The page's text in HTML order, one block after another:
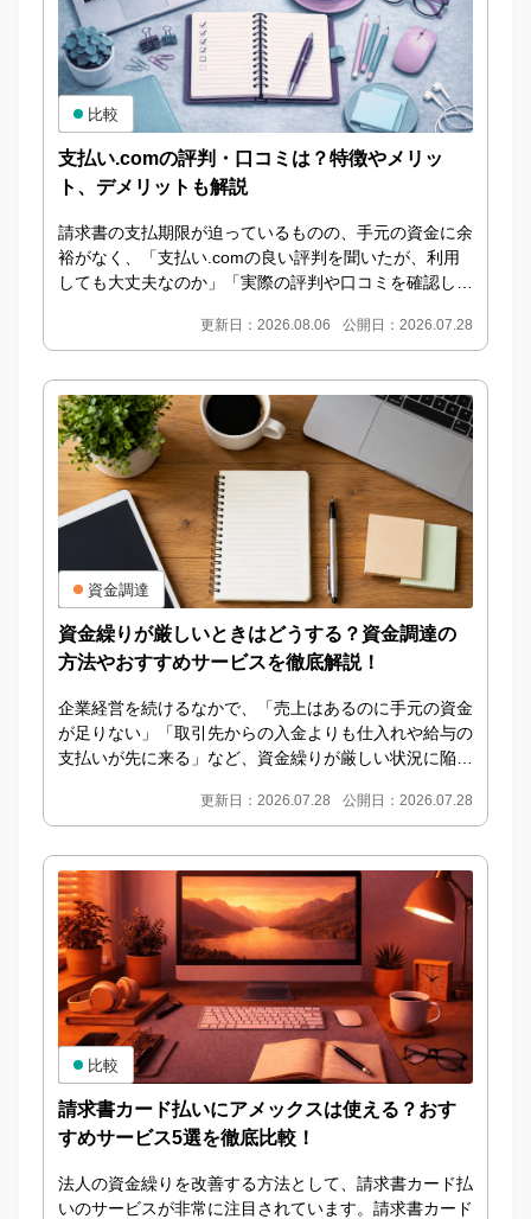
支払い.comの評判・口コミは？特徴やメリッ
ト、デメリットも解説
請求書の支払期限が迫っているものの、手元の資金に余
裕がなく、「支払い.comの良い評判を聞いたが、利用
しても大丈夫なのか」「実際の評判や口コミを確認して
更新日：2026.08.06 公開日：2026.07.28
比較
資金繰りが厳しいときはどうする？資金調達の
方法やおすすめサービスを徹底解説！
企業経営を続けるなかで、「売上はあるのに手元の資金
が足りない」「取引先からの入金よりも仕入れや給与の
支払いが先に来る」など、資金繰りが厳しい状況に陥る
更新日：2026.07.28 公開日：2026.07.28
資金調達
請求書カード払いにアメックスは使える？おす
すめサービス5選を徹底比較！
法人の資金繰りを改善する方法として、請求書カード払
いのサービスが非常に注目されています。請求書カード
比較